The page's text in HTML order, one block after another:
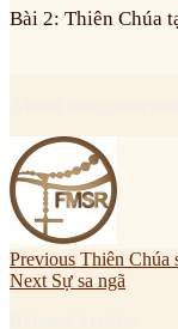
Bài 2: Thiên Chúa
Previous Thiên Chúa
Next Sự sa ngã